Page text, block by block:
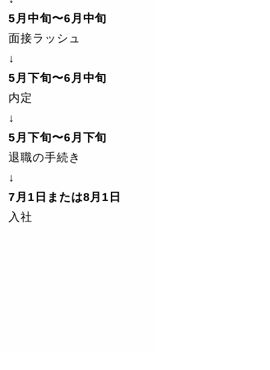
5月中旬〜6月中旬
面接ラッシュ
↓
5月下旬〜6月中旬
内定
↓
5月下旬〜6月下旬
退職の手続き
↓
7月1日または8月1日
入社